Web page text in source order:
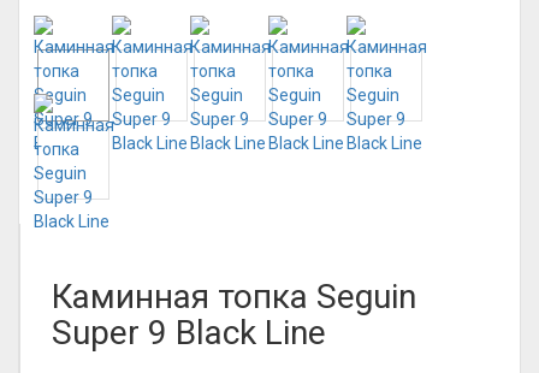
Каминная топка Seguin
Super 9 Black Line